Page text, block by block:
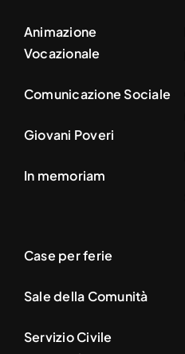
Animazione
Vocazionale
Comunicazione Sociale
Giovani Poveri
In memoriam
Case per ferie
Sale della Comunità
Servizio Civile